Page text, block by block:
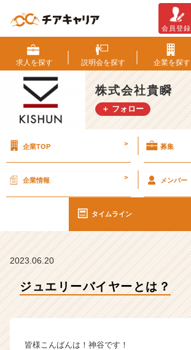
ュ
エ
リ
ー
バ
イ
は？
会
社
ム
イ
|
会員登録
求人を探す 説明会を探す 企業を探す
株式会社貴瞬
＋ フォロー
企業TOP > 募集
企業情報 > メンバー
タイムライン
2023.06.20
ジュエリーバイヤーとは？
皆様こんばんは！神谷です！